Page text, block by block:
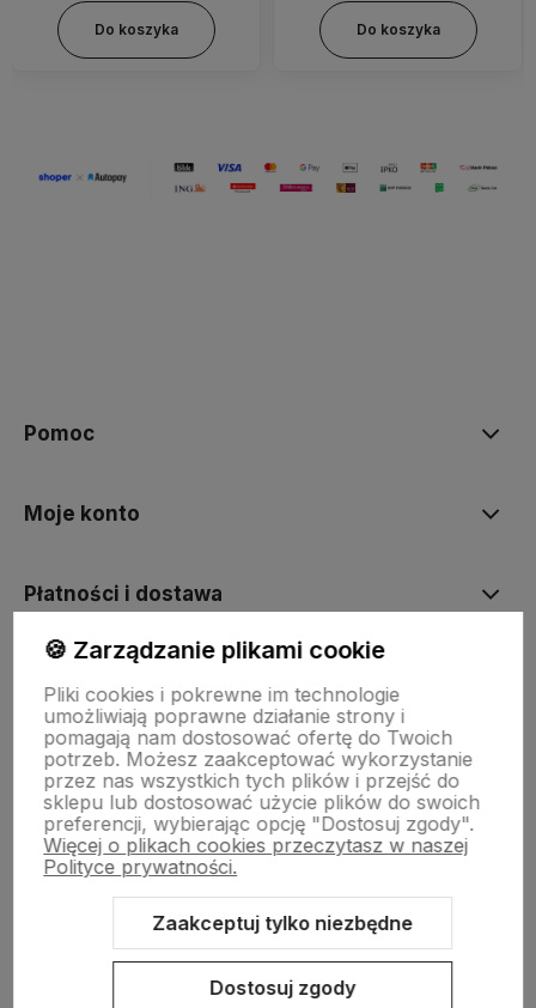
Do koszyka Do koszyka
Pomoc
Moje konto
Płatności i dostawa
O nas
Sklep internetowy Shoper.pl Szablon Shoper Modern 3.0™
🍪 Zarządzanie plikami cookie
Pliki cookies i pokrewne im technologie
umożliwiają poprawne działanie strony i
pomagają nam dostosować ofertę do Twoich
potrzeb. Możesz zaakceptować wykorzystanie
przez nas wszystkich tych plików i przejść do
sklepu lub dostosować użycie plików do swoich
preferencji, wybierając opcję "Dostosuj zgody".
Więcej o plikach cookies przeczytasz w naszej
Polityce prywatności.
Zaakceptuj tylko niezbędne
Dostosuj zgody